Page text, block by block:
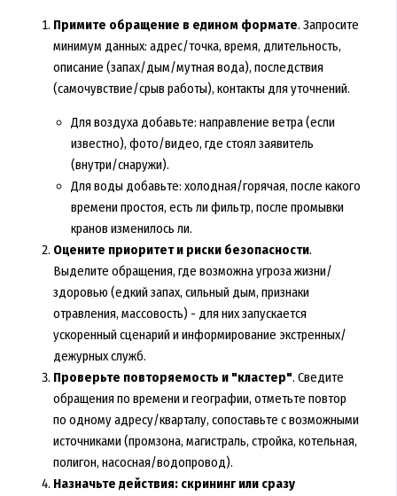
Примите обращение в едином формате. Запросите
минимум данных: адрес/точка, время, длительность,
описание (запах/дым/мутная вода), последствия
(самочувствие/срыв работы), контакты для уточнений.
Для воздуха добавьте: направление ветра (если
известно), фото/видео, где стоял заявитель
(внутри/снаружи).
Для воды добавьте: холодная/горячая, после какого
времени простоя, есть ли фильтр, после промывки
кранов изменилось ли.
Оцените приоритет и риски безопасности.
Выделите обращения, где возможна угроза жизни/
здоровью (едкий запах, сильный дым, признаки
отравления, массовость) - для них запускается
ускоренный сценарий и информирование экстренных/
дежурных служб.
Проверьте повторяемость и "кластер". Сведите
обращения по времени и географии, отметьте повтор
по одному адресу/кварталу, сопоставьте с возможными
источниками (промзона, магистраль, стройка, котельная,
полигон, насосная/водопровод).
Назначьте действия: скрининг или сразу